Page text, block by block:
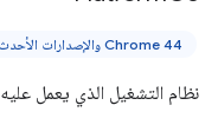
Chrome 44 والإصدارات الأحدث
نظام التشغيل الذي يعمل عليه Chrome